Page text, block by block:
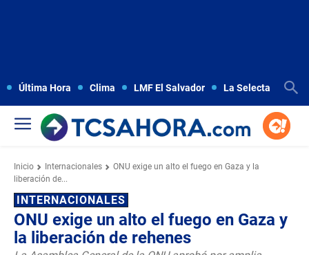
Última Hora Clima LMF El Salvador La Selecta
Inicio Internacionales
ONU exige un alto el fuego en Gaza y la
liberación de...
INTERNACIONALES
ONU exige un alto el fuego en Gaza y
la liberación de rehenes